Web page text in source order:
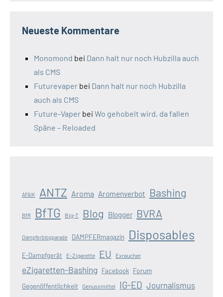
Neueste Kommentare
Monomond bei Dann halt nur noch Hubzilla auch
als CMS
Futurevaper bei Dann halt nur noch Hubzilla
auch als CMS
Future-Vaper bei Wo gehobelt wird, da fallen
Späne – Reloaded
AFAIK ANTZ Aroma Aromenverbot Bashing
BfR BfTG Big-T Blog Blogger BVRA
Dampferblogparade DAMPFERmagazin Disposables
E-Dampfgerät E-Zigarette EU Exraucher
eZigaretten-Bashing Facebook Forum
Gegenöffentlichkeit Genussmittel IG-ED Journalismus